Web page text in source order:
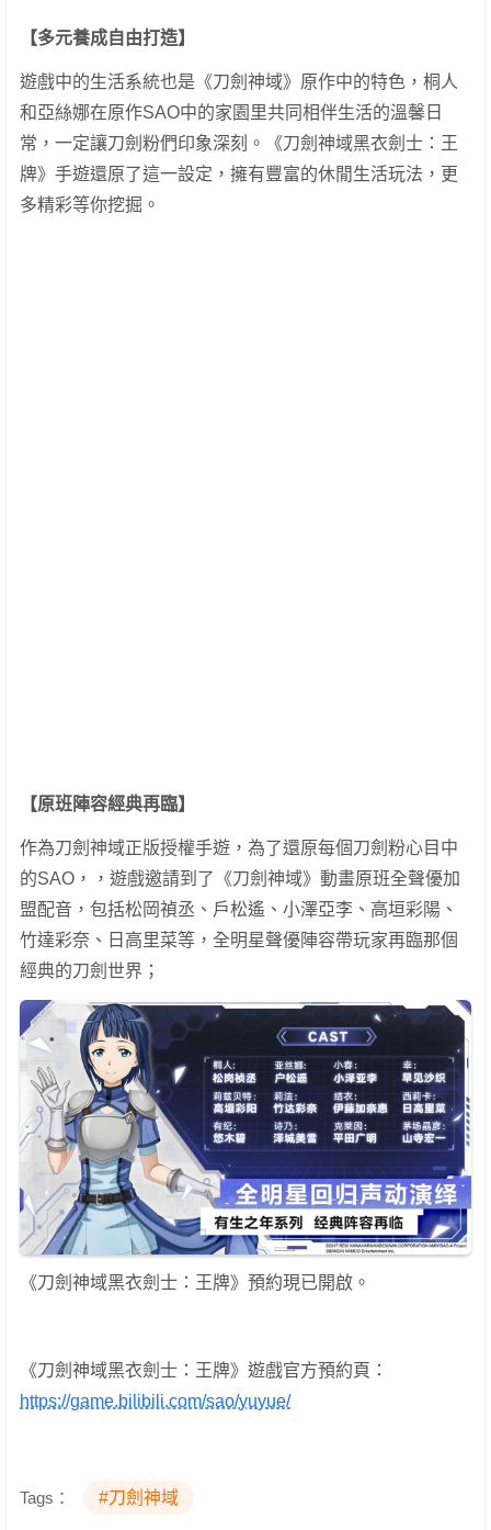
【多元養成自由打造】
遊戲中的生活系統也是《刀劍神域》原作中的特色，桐人
和亞絲娜在原作SAO中的家園里共同相伴生活的溫馨日
常，一定讓刀劍粉們印象深刻。《刀劍神域黑衣劍士：王
牌》手遊還原了這一設定，擁有豐富的休閒生活玩法，更
多精彩等你挖掘。
【原班陣容經典再臨】
作為刀劍神域正版授權手遊，為了還原每個刀劍粉心目中
的SAO，，遊戲邀請到了《刀劍神域》動畫原班全聲優加
盟配音，包括松岡禎丞、戶松遙、小澤亞李、高垣彩陽、
竹達彩奈、日高里菜等，全明星聲優陣容帶玩家再臨那個
經典的刀劍世界；
《刀劍神域黑衣劍士：王牌》預約現已開啟。
《刀劍神域黑衣劍士：王牌》遊戲官方預約頁：
https://game.bilibili.com/sao/yuyue/
Tags： #刀劍神域